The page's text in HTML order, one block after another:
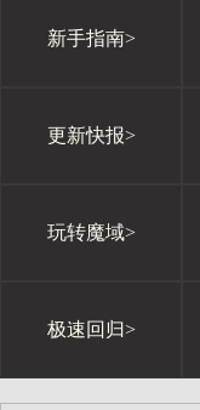
新手指南>
更新快报>
玩转魔域>
极速回归>